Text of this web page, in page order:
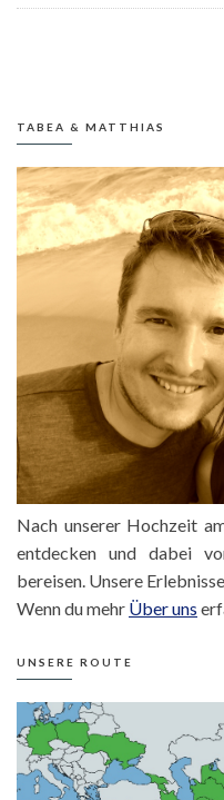
TABEA & MATTHIAS
Nach unserer Hochzeit
entdecken und dabei
bereisen. Unsere
Wenn du mehr Über uns
UNSERE ROUTE